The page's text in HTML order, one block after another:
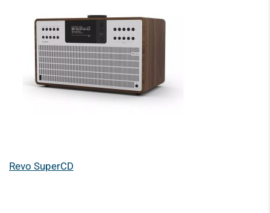
Revo SuperCD